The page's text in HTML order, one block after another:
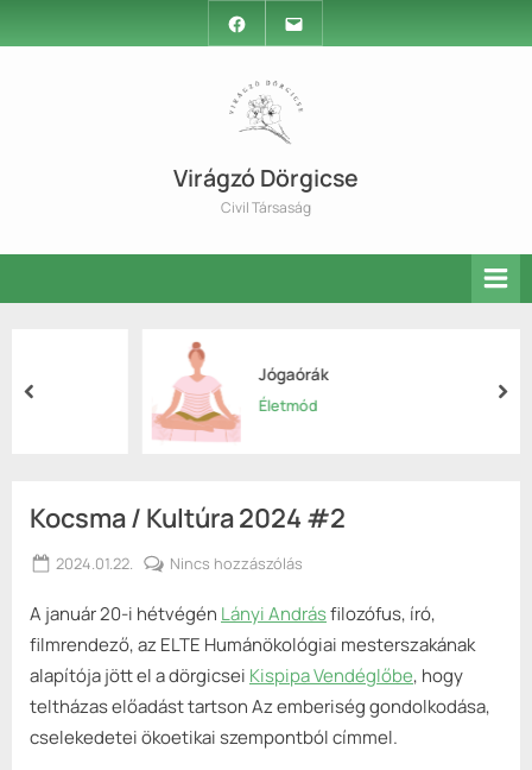
to
Facebook
Email
Virágzó Dörgicse
Civil Társaság
Jógaórák
Életmód
prev
Kocsma / Kultúra 2024 #2
Posted
2024.01.22.
György
Nincs hozzászólás
/
Kultúra
2024
bejegyzéshez
A január 20-i hétvégén Lányi Andrásfilozófus, író,
filmrendező, az ELTE Humánökológiai mesterszakának
alapítója jött el a dörgicsei Kispipa Vendéglőbe, hogy
teltházas előadást tartson Az emberiség gondolkodása,
cselekedetei ökoetikai szempontból címmel.